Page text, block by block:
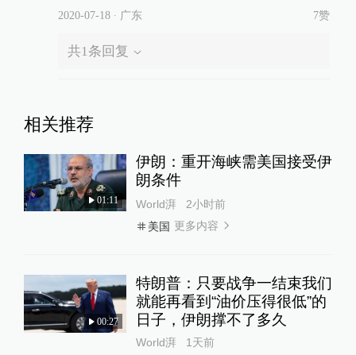
2020-07-18∙ 广东 7赞
共1 条回复
相关推荐
01:11
伊朗：重开海峡需美国接受伊
朗条件
World湃
2小时前
美国 更多内容
00:27
特朗普：只要战争一结束我们
就能再看到“油价压得很低”的
日子，伊朗撑不了多久
World湃 1天前